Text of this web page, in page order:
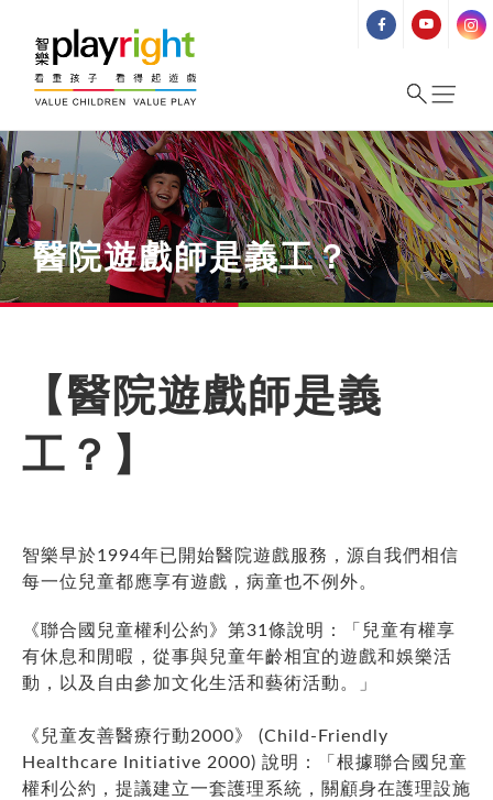
content
醫院遊戲師是義工？
【醫院遊戲師是義
工？】
智樂早於1994年已開始醫院遊戲服務，源自我們相信
每一位兒童都應享有遊戲，病童也不例外。
《聯合國兒童權利公約》第31條說明：「兒童有權享
有休息和閒暇，從事與兒童年齡相宜的遊戲和娛樂活
動，以及自由參加文化生活和藝術活動。」
《兒童友善醫療行動2000》 (Child-Friendly
Healthcare Initiative 2000) 說明：「根據聯合國兒童
權利公約，提議建立一套護理系統，關顧身在護理設施